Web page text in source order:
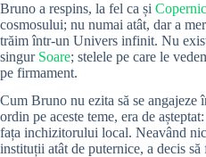
Bruno a respins, la fel ca și
cosmosului; nu numai atât, dar a
trăim într-un Univers infinit. Nu
singur Soare; stelele pe care le
pe firmament.
Cum Bruno nu ezita să se
ordin pe aceste teme, era de
fața inchizitorului local. Neavând
instituții atât de puternice, a decis